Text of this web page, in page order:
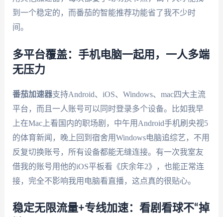
到一个稳定的，而番茄的智能推荐功能省了我不少时
间。
多平台覆盖：手机电脑一起用，一人多端
无压力
番茄加速器支持Android、iOS、Windows、mac四大主流
平台，而且一人账号可以同时登录多个设备。比如我早
上在Mac上看国内的职场剧，中午用Android手机刷央视5
的体育新闻，晚上回到宿舍用Windows电脑追综艺，不用
反复切换账号，所有设备都能无缝连接。有一次我室友
借我的账号用他的iOS平板看《庆余年2》，也能正常连
接，完全不影响我用电脑看直播，这点真的很贴心。
稳定无限流量+专线加速：看剧看球不“掉